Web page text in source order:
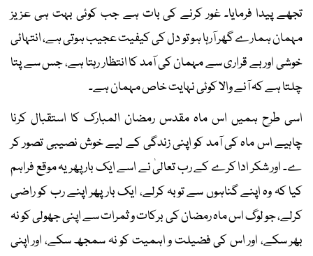
تجھے پیدا فرمایا۔ غور کرنے کی بات ہے جب کوئی بہت ہی عزیز
مہمان ہمارے گھر آرہا ہو تو دل کی کیفیت عجیب ہوتی ہے، انتہائی
خوشی اور بے قراری سے مہمان کی آمد کا انتظار رہتا ہے، جس سے پتا
چلتا ہے کہ آنے والا کوئی نہایت خاص مہمان ہے۔
اسی طرح ہمیں اس ماہ مقدس رمضان المبارک کا استقبال کرنا
چاہیے اس ماہ کی آمد کو اپنی زندگی کے لیے خوش نصیبی تصور کر
ے۔ اور شکر ادا کرے کے رب تعالیٰ نے اسے ایک بار پھر یہ موقع فراہم
کیا کہ وہ اپنے گناہوں سے توبہ کرلے، ایک بار پھر اپنے رب کو راضی
کرلے، جو لوگ اس ماہ رمضان کی برکات و ثمرات سے اپنی جھولی کو نہ
بھر سکے، اور اس کی فضیلت و اہمیت کو نہ سمجھ سکے، اور اپنی